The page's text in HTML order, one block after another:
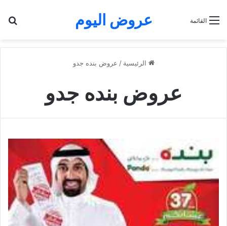
عروض اليوم القائمة
الرئيسية / عروض بنده جدو
عروض بنده جدو